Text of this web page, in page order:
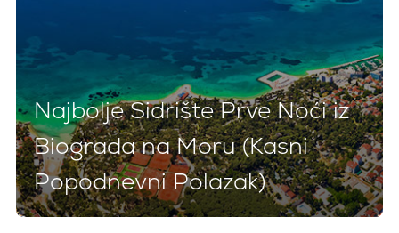
Najbolje Sidrište Prve Noći iz
Biograda na Moru (Kasni
Popodnevni Polazak)